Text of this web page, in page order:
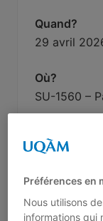
Quand?
29 avril
Où?
SU-1560 –
Préférences en
Nous utilisons
informations qui